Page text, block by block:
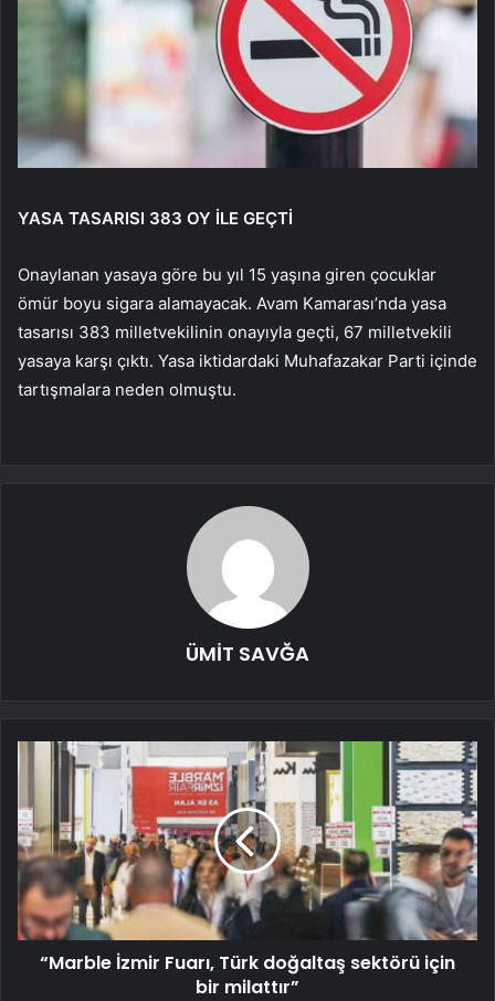
YASA TASARISI 383 OY İLE GEÇTİ
Onaylanan yasaya göre bu yıl 15 yaşına giren çocuklar
ömür boyu sigara alamayacak. Avam Kamarası’nda yasa
tasarısı 383 milletvekilinin onayıyla geçti, 67 milletvekili
yasaya karşı çıktı. Yasa iktidardaki Muhafazakar Parti içinde
tartışmalara neden olmuştu.
ÜMİT SAVĞA
“Marble İzmir Fuarı, Türk doğaltaş sektörü için
bir milattır”